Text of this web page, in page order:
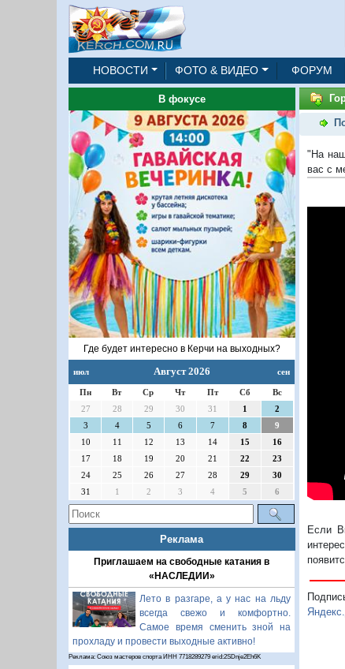
НОВОСТИ ФОТО & ВИДЕО ФОРУМ
В фокусе
Где будет интересно в Керчи на выходных?
июл Август 2026 сен
Пн Вт Ср Чт Пт Сб
Вс
27
28 29 30 31 1
2
3
4 5 6 7 8
9
10
11 12 13 14 15
16
17
18 19 20 21 22
23
24
25 26 27 28 29
30
31
1 2 3 4 5 6
Реклама
Приглашаем на свободные катания в
«НАСЛЕДИИ»
Лето в разгаре, а у нас на льду
всегда свежо и комфортно.
Самое время сменить зной на
прохладу и провести выходные активно!
Реклама: Союз мастеров спорта ИНН 7718289279 erid:2SDnje2Eh6K
"На
вас с
Если